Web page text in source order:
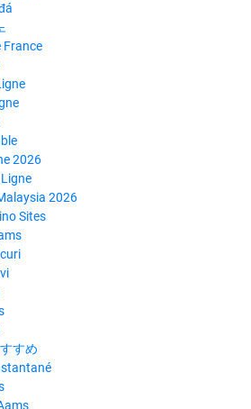
France
2026
2026
Sites
すめ